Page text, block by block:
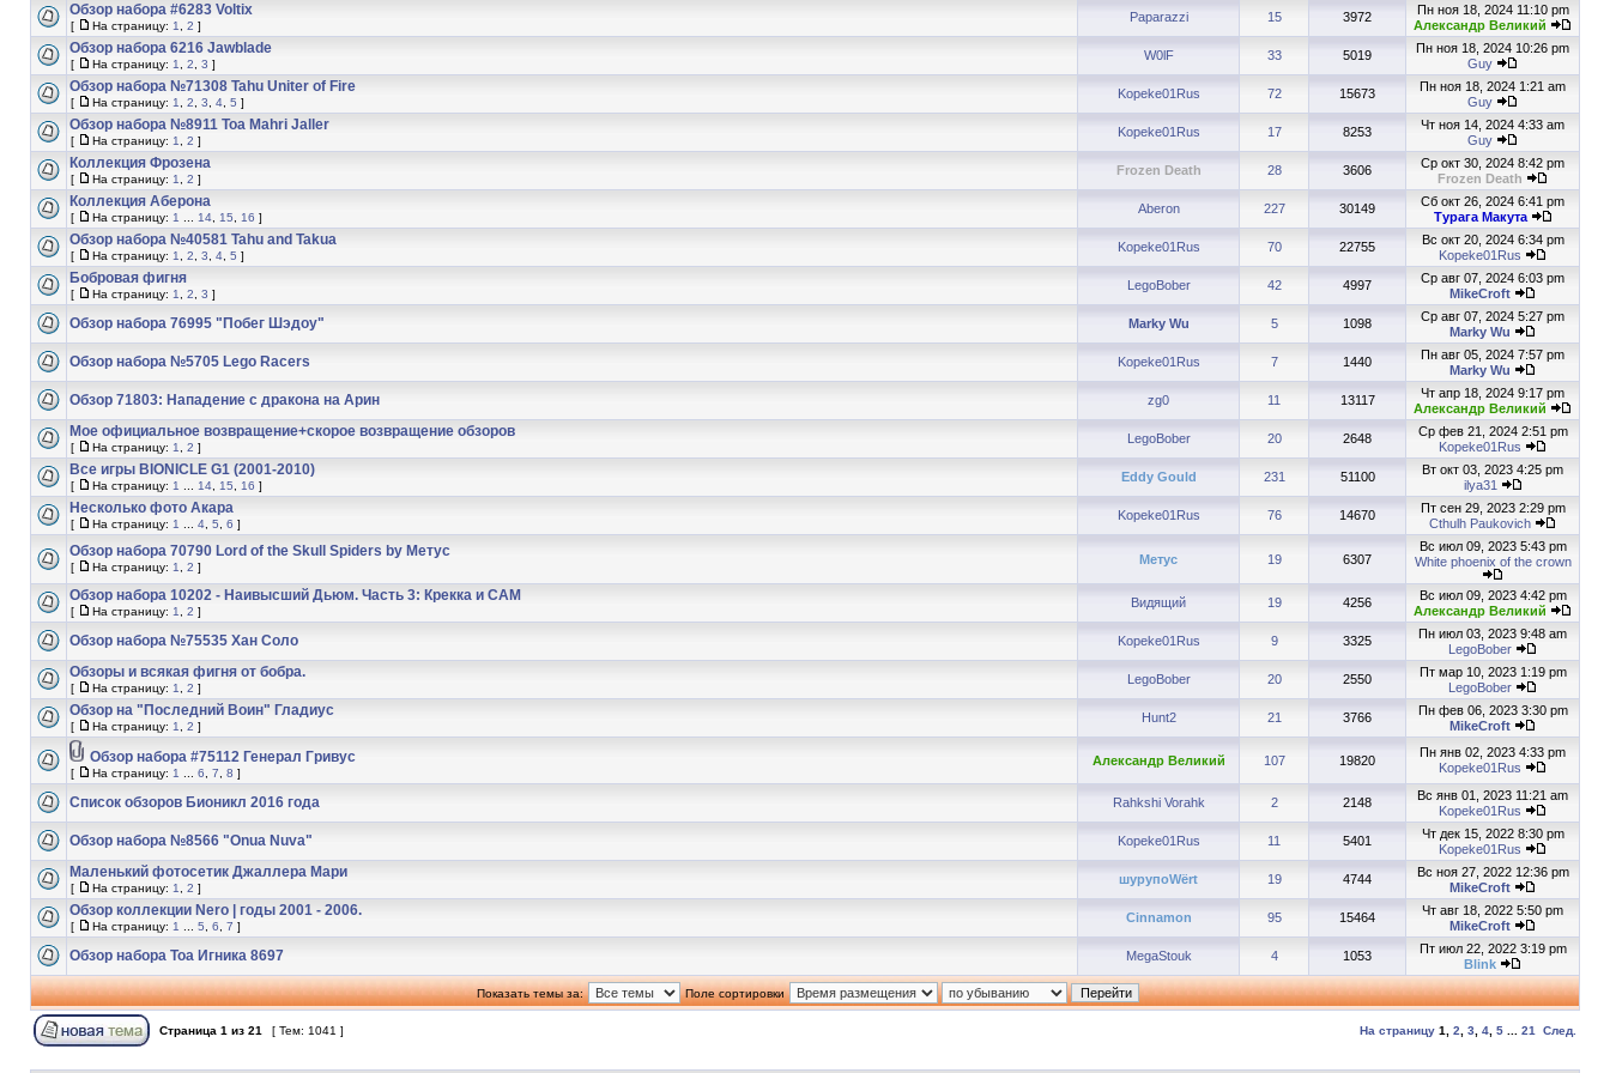
Обзор набора #6283 Voltix
[ На страницу: 1 2 ]
Paparazzi 15 3972
Пн ноя 18, 2024 11:10 pm
Александр Великий
Обзор набора 6216 Jawblade
[ На страницу: 1 2 3 ]
W0lF 33 5019
Пн ноя 18, 2024 10:26 pm
Guy
Обзор набора №71308 Tahu Uniter of Fire
[ На страницу: 1 2 3 4 5 ]
Kopeke01Rus 72 15673
Пн ноя 18, 2024 1:21 am
Guy
Обзор набора №8911 Toa Mahri Jaller
[ На страницу: 1 2 ]
Kopeke01Rus 17 8253
Чт ноя 14, 2024 4:33 am
Guy
Коллекция Фрозена
[ На страницу: 1 2 ]
Frozen Death 28 3606
Ср окт 30, 2024 8:42 pm
Frozen Death
Коллекция Аберона
[ На страницу: 1 14 15 16 ]
Aberon 227 30149
Сб окт 26, 2024 6:41 pm
Турага Макута
Обзор набора №40581 Tahu and Takua
[ На страницу: 1 2 3 4 5 ]
Kopeke01Rus 70 22755
Вс окт 20, 2024 6:34 pm
Kopeke01Rus
Бобровая фигня
[ На страницу: 1 2 3 ]
LegoBober 42 4997
Ср авг 07, 2024 6:03 pm
MikeCroft
Обзор набора 76995 "Побег Шэдоу" Marky Wu 5 1098
Ср авг 07, 2024 5:27 pm
Marky Wu
Обзор набора №5705 Lego Racers Kopeke01Rus 7 1440
Пн авг 05, 2024 7:57 pm
Marky Wu
Обзор 71803: Нападение с дракона на Арин zg0 11 13117
Чт апр 18, 2024 9:17 pm
Александр Великий
Мое официальное возвращение+скорое возвращение обзоров
[ На страницу: 1 2 ]
LegoBober 20 2648
Ср фев 21, 2024 2:51 pm
Kopeke01Rus
Все игры BIONICLE G1 (2001-2010)
[ На страницу: 1 14 15 16 ]
Eddy Gould 231 51100
Вт окт 03, 2023 4:25 pm
ilya31
Несколько фото Акара
[ На страницу: 1 4 5 6 ]
Kopeke01Rus 76 14670
Пт сен 29, 2023 2:29 pm
Cthulh Paukovich
Обзор набора 70790 Lord of the Skull Spiders by Метус
[ На страницу: 1 2 ]
Метус 19 6307
Вс июл 09, 2023 5:43 pm
White phoenix of the crown
Обзор набора 10202 - Наивысший Дьюм. Часть 3: Крекка и САМ
[ На страницу: 1 2 ]
Видящий 19 4256
Вс июл 09, 2023 4:42 pm
Александр Великий
Обзор набора №75535 Хан Соло Kopeke01Rus 9 3325
Пн июл 03, 2023 9:48 am
LegoBober
Обзоры и всякая фигня от бобра.
[ На страницу: 1 2 ]
LegoBober 20 2550
Пт мар 10, 2023 1:19 pm
LegoBober
Обзор на "Последний Воин" Гладиус
[ На страницу: 1 2 ]
Hunt2 21 3766
Пн фев 06, 2023 3:30 pm
MikeCroft
Обзор набора #75112 Генерал Гривус
[ На страницу: 1 6 7 8 ]
Александр Великий 107 19820
Пн янв 02, 2023 4:33 pm
Kopeke01Rus
Список обзоров Бионикл 2016 года Rahkshi Vorahk 2 2148
Вс янв 01, 2023 11:21 am
Kopeke01Rus
Обзор набора №8566 "Onua Nuva" Kopeke01Rus 11 5401
Чт дек 15, 2022 8:30 pm
Kopeke01Rus
Маленький фотосетик Джаллера Мари
[ На страницу: 1 2 ]
шурупоWёrt 19 4744
Вс ноя 27, 2022 12:36 pm
MikeCroft
Обзор коллекции Nero | годы 2001 - 2006.
[ На страницу: 1 5 6 7 ]
Cinnamon 95 15464
Чт авг 18, 2022 5:50 pm
MikeCroft
Обзор набора Тоа Игника 8697 MegaStouk 4 1053
Пт июл 22, 2022 3:19 pm
Blink
Показать темы за: Поле сортировки
Страница 1 из 21 [ Тем: 1041 ] На страницу 1 2 3 4 5 21 След.